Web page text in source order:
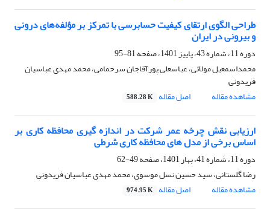
طراحی الگوی ارتقای کیفیت حسابرسی با تمرکز بر مؤلفه‌های درونی
و بیرونی در ایران
دوره 11، شماره 43، پاییز 1401، صفحه
81-95
محمداسمعیل مولائی، عباسعلی پورآقاجان سرحمامی، محمد مهدی عباسیان
فریدونی
مشاهده مقاله
اصل مقاله 588.28 K
ارزیابی نقش چرخه عمر شرکت در اندازه گیری محافظه کاری بر
اساس برخی از مدل های محافظه کاری شرطی
دوره 11، شماره 41، بهار 1401، صفحه
49-62
رضا گلستانی، سید حسین نسل موسوی، محمد مهدی عباسیان فریدونی
مشاهده مقاله
اصل مقاله 974.95 K